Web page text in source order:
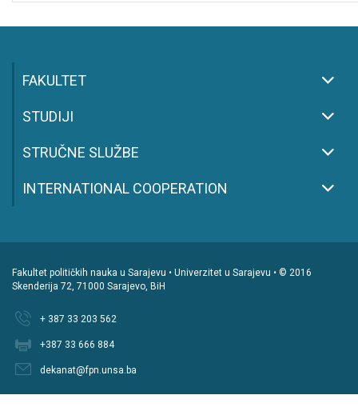
FAKULTET
STUDIJI
STRUČNE SLUŽBE
INTERNATIONAL COOPERATION
Fakultet političkih nauka u Sarajevu • Univerzitet u Sarajevu • © 2016
Skenderija 72, 71000 Sarajevo, BiH
+ 387 33 203 562
+387 33 666 884
dekanat@fpn.unsa.ba